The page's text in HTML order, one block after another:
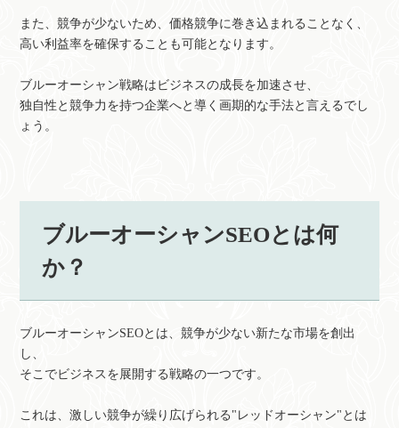
また、競争が少ないため、価格競争に巻き込まれることなく、
高い利益率を確保することも可能となります。
ブルーオーシャン戦略はビジネスの成長を加速させ、
独自性と競争力を持つ企業へと導く画期的な手法と言えるでし
ょう。
ブルーオーシャンSEOとは何
か？
ブルーオーシャンSEOとは、競争が少ない新たな市場を創出
し、
そこでビジネスを展開する戦略の一つです。
これは、激しい競争が繰り広げられる"レッドオーシャン"とは